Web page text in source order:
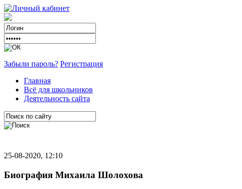
Забыли пароль? Регистрация
Главная
Всё для школьников
Деятельность сайта
25-08-2020, 12:10
Биография Михаила Шолохова